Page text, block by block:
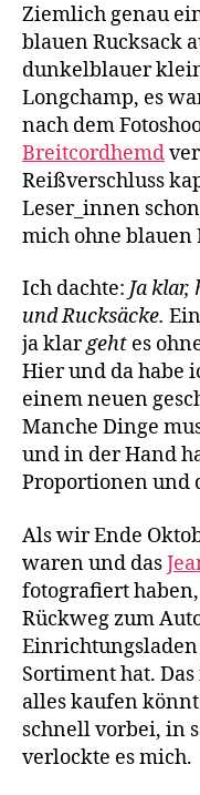
Ziemlich genau
blauen Rucksack
dunkelblauer
Longchamp, es
nach dem
Breitcordhemd
Reißverschluss
Leser_innen
mich ohne blauen
Ich dachte: Ja klar,
und Rucksäcke.
ja klargeht es
Hier und da habe
einem neuen
Manche Dinge
und in der Hand
Proportionen und
Als wir Ende
waren und das
fotografiert
Rückweg zum
Einrichtungsladen
Sortiment hat.
alles kaufen
schnell vorbei, in
verlockte es mich.